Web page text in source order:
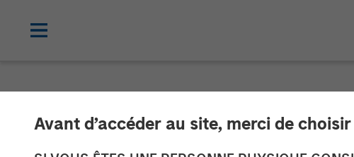
Avant d’accéder au site, merci de